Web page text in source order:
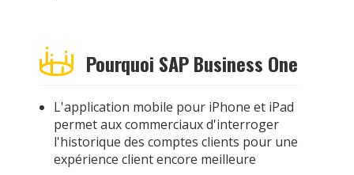
Pourquoi SAP Business One
L'application mobile pour iPhone et iPad
permet aux commerciaux d'interroger
l'historique des comptes clients pour une
expérience client encore meilleure